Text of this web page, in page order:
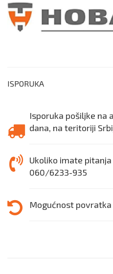
ISPORUKA
Isporuka pošiljke na
dana, na teritoriji
Ukoliko imate
060/6233-935
Mogućnost povratka